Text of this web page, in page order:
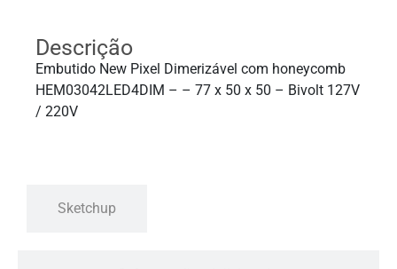
Descrição
Embutido New Pixel Dimerizável com honeycomb
HEM03042LED4DIM – – 77 x 50 x 50 – Bivolt 127V
/ 220V
Sketchup